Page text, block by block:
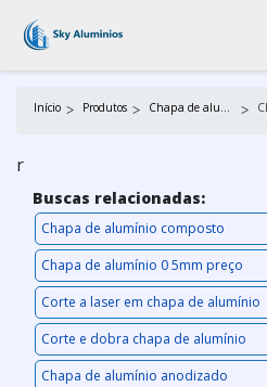
Início Produtos Chapa de alumínio
r
Buscas relacionadas:
Chapa de alumínio composto
Chapa de alumínio 0 5mm preço
Corte a laser em chapa de alumínio
Corte e dobra chapa de alumínio
Chapa de alumínio anodizado